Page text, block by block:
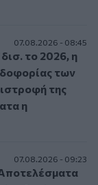
07.08.2026 - 08:45
το 2026, η
των
της
η
07.08.2026 - 09:23